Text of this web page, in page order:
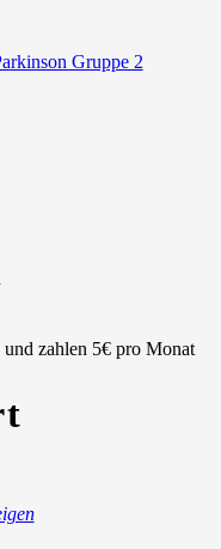
Gruppe 2
zahlen 5€ pro Monat